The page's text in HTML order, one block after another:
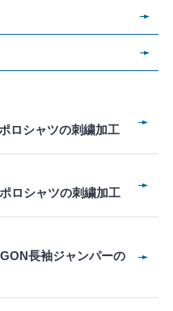
ロシャツの刺繍加工
ロシャツの刺繍加工
長袖ジャンパーの